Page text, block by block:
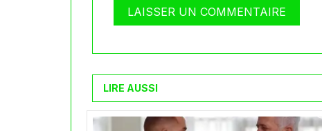
LIRE AUSSI